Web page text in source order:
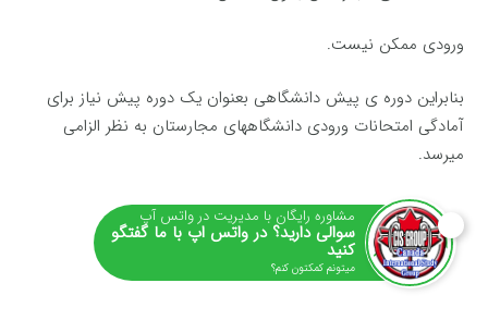
ورودی ممكن نیست.
بنابراین دوره ی پیش دانشگاهی بعنوان یک دوره پیش نیاز برای
آمادگی امتحانات ورودی دانشگاههای مجارستان به نظر الزامی
میرسد.
مشاوره رایگان با مدیریت در واتس آپ
سوالی دارید؟ در واتس اپ با ما گفتگو
کنید
میتونم کمکتون کنم؟